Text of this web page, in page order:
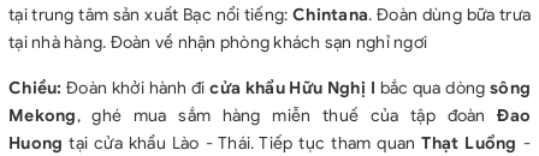
tại trung tâm sản xuất Bạc nổi tiếng:Chintana. Đoàn dùng bữa trưa
tại nhà hàng. Đoàn về nhận phòng khách sạn nghỉ ngơi
Chiều: Đoàn khởi hành đicửa khẩu Hữu Nghị I bắc qua dòngsông
Mekong, ghé mua sắm hàng miễn thuế của tập đoànĐao
Huong tại cửa khẩu Lào - Thái. Tiếp tục tham quanThạt Luổng -